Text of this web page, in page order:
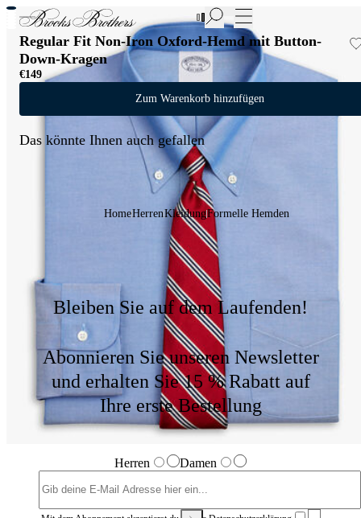
Neue Artikel im Sale | Bis zu 50% Rabatt
Regular Fit Non-Iron Oxford-Hemd mit Button-
Down-Kragen
€149
Zum Warenkorb hinzufügen
Das könnte Ihnen auch gefallen
HomeHerrenKleidungFormelle Hemden
Bleiben Sie auf dem Laufenden!
Abonnieren Sie unseren Newsletter
und erhalten Sie 15 % Rabatt auf
Ihre erste Bestellung
Herren Damen